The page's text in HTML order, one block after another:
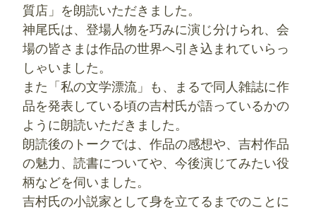
質店」を朗読いただきました。
神尾氏は、登場人物を巧みに演じ分けられ、会
場の皆さまは作品の世界へ引き込まれていらっ
しゃいました。
また「私の文学漂流」も、まるで同人雑誌に作
品を発表している頃の吉村氏が語っているかの
ように朗読いただきました。
朗読後のトークでは、作品の感想や、吉村作品
の魅力、読書についてや、今後演じてみたい役
柄などを伺いました。
吉村氏の小説家として身を立てるまでのことに